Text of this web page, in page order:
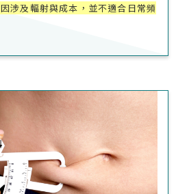
涉及輻射與成本，並不適合日常頻